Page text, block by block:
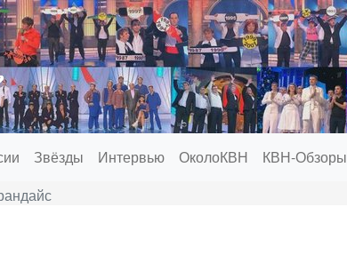
Звёзды Интервью ОколоКВН КВН-Обзоры